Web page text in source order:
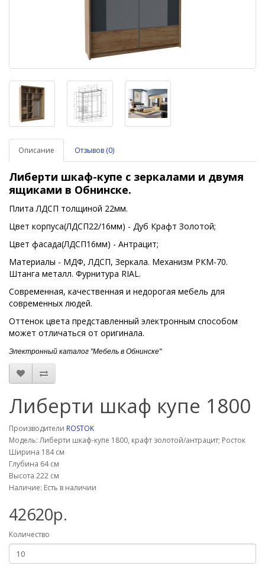
Описание Отзывов (0)
Либерти шкаф-купе с зеркалами и двумя
ящиками в Обнинске.
Плита ЛДСП толщиной 22мм.
Цвет корпуса(ЛДСП22/16мм) - Дуб Крафт Золотой;
Цвет фасада(ЛДСП16мм) - Антрацит;
Материалы - МДФ, ЛДСП, Зеркала. Механизм РКМ-70.
Штанга металл. Фурнитура RIAL.
Современная, качественная и недорогая мебель для
современных людей.
Оттенок цвета представленный электронным способом
может отличаться от оригинала.
Электронный каталог "Мебель в Обнинске"
Либерти шкаф купе 1800
Производители ROSTOK
Модель: Либерти шкаф-купе 1800, крафт золотой/антрацит; Росток
Ширина 184 см
Глубина 64 см
Высота 222 см
Наличие: Есть в наличии
42620р.
Количество